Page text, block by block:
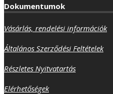
Dokumentumok
Vásárlás, rendelési információk
Általános Szerződési Feltételek
Részletes Nyitvatartás
Elérhetőségek